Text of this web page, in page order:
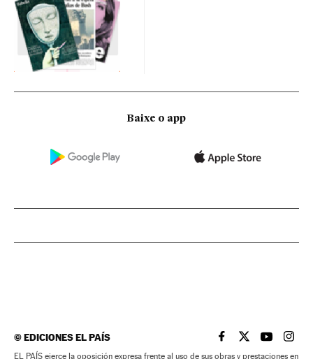
Baixe o app
©EDICIONES EL PAÍS EL PAÍS BRASIL EN
EL PAÍSEL PAÍS
EL
EL PAÍS ejerce la oposición expresa frente al uso de sus obras y prestaciones en